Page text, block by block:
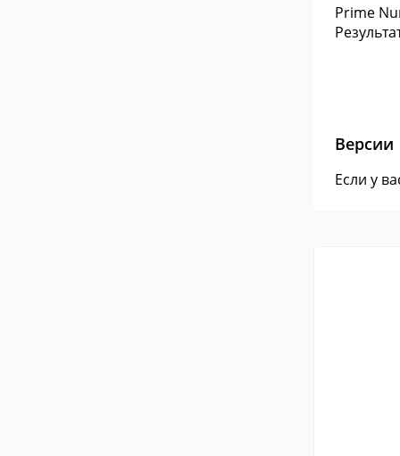
Prime
Версии
Если у